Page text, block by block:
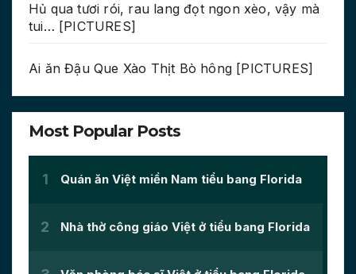
Hủ qua tươi rói, rau lang đọt ngon xèo, vậy mà
tui… [PICTURES]
Ai ăn Đậu Que Xào Thịt Bò hông [PICTURES]
Most Popular Posts